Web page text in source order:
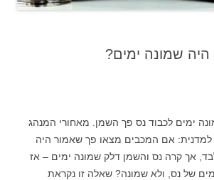
שמונה ימים?
ימים לכבוד נס פך השמן. מאחורי המנהג
אם המכבים מצאו פך שאמור היה
אך קרה נס והשמן דלק שמונה ימים – אז
של נס, ולא שמונה? שאלה זו נקראת